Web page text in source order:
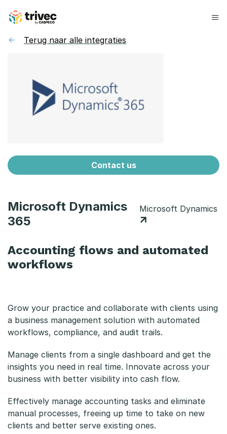
content
Terug naar alle integraties
Contact us
Microsoft Dynamics
365
Microsoft Dynamics
Accounting flows and automated
workflows
Grow your practice and collaborate with clients using
a business management solution with automated
workflows, compliance, and audit trails.
Manage clients from a single dashboard and get the
insights you need in real time. Innovate across your
business with better visibility into cash flow.
Effectively manage accounting tasks and eliminate
manual processes, freeing up time to take on new
clients and better serve existing ones.